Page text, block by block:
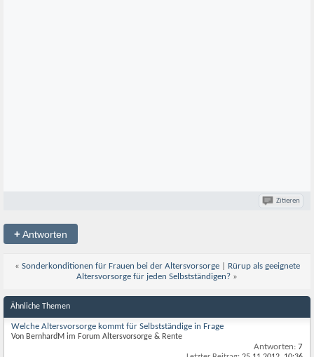
Zitieren
+Antworten
« Sonderkonditionen für Frauen bei der Altersvorsorge|
Rürup als geeignete
Altersvorsorge für jeden Selbstständigen? »
Ähnliche Themen
Welche Altersvorsorge kommt für Selbstständige in Frage
Von BernhardM im Forum Altersvorsorge & Rente
Antworten: 7